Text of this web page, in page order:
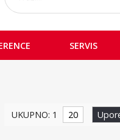
SERVIS
Zvučne
UKUPNO: 1 20